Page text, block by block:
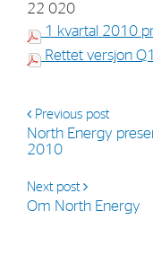
22 020
1 kvartal 2010
Rettet versjon
Previous post
North Energy
2010
Next post
Om North Energy